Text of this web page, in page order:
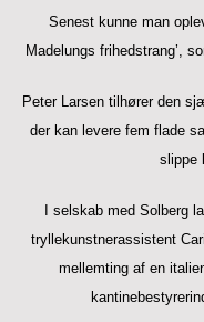
Senest kunne man
Madelungs frihedstrang’,
Peter Larsen tilhører den
der kan levere fem flade
slippe
I selskab med Solberg
tryllekunstnerassistent
mellemting af en